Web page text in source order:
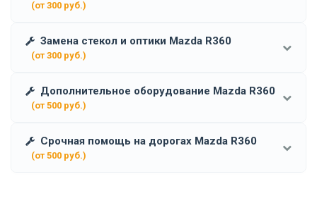
(от 300 руб.)
Замена стекол и оптики Mazda R360
(от 300 руб.)
Дополнительное оборудование Mazda R360
(от 500 руб.)
Срочная помощь на дорогах Mazda R360
(от 500 руб.)